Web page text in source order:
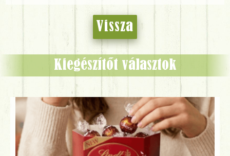
Vissza
Kiegészítőt választok